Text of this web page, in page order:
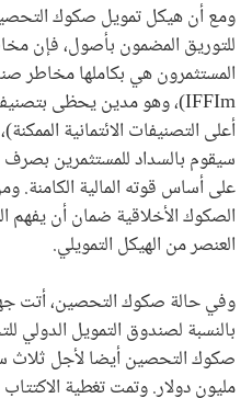
ومع أن هيكل تمويل صكوك
للتوريق المضمون بأصول، فإن
المستثمرون هي بكاملها مخاطر
IFFIm)، وهو مدين يحظى بتصنيف
أعلى التصنيفات الائتمانية
سيقوم بالسداد للمستثمرين
على أساس قوته المالية الكامنة.
الصكوك الأخلاقية ضمان أن يفهم
العنصر من الهيكل التمويلي.
وفي حالة صكوك التحصين، أتت
بالنسبة لصندوق التمويل الدولي